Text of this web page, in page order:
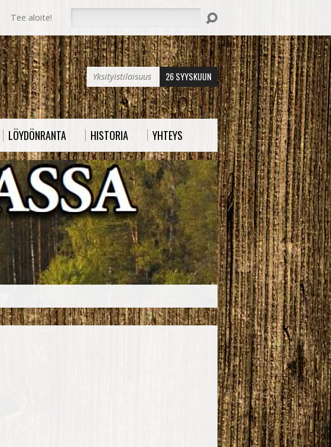
Tee aloite!
Yksityistilaisuus 26 SYYSKUUN
LÖYDÖNRANTA HISTORIA YHTEYS